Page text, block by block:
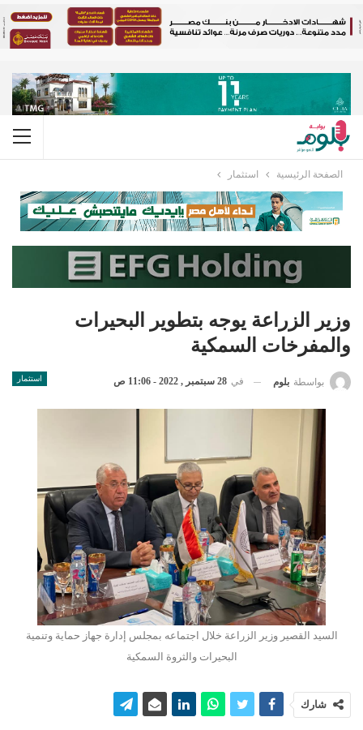
الصفحة الرئيسية استثمار
وزير الزراعة يوجه بتطوير البحيرات
والمفرخات السمكية
استثمار بواسطة بلوم في 28 سبتمبر , 2022 - 11:06 ص
السيد القصير وزير الزراعة خلال اجتماعه بمجلس إدارة جهاز حماية وتنمية
البحيرات والثروة السمكية
شارك